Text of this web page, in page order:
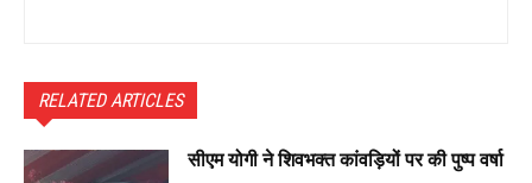
RELATED ARTICLES
सीएम योगी ने शिवभक्त कांवड़ियों पर की पुष्प वर्षा